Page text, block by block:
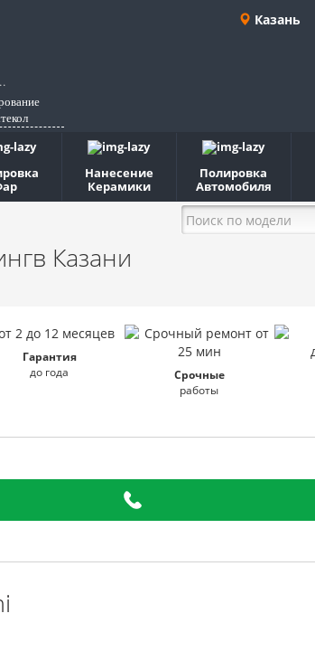
Казань
Нанесение
Керамики
Полировка
Автомобиля
в Казани
Гарантия
до года
Срочные
работы